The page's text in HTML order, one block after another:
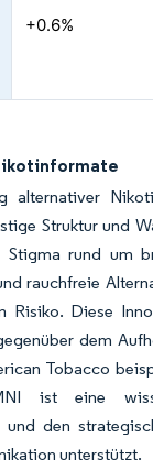
+0.6%
alternativer
Struktur und
rund um
rauchfreie
Diese
dem
Tobacco
ist eine
und den
unterstützt.